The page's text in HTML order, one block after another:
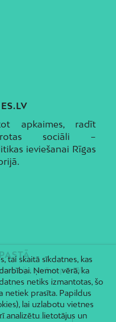
apkaimes, radīt
sociāli –
ieviešanai Rīgas
savā e-pastā!
tai skaitā sīkdatnes, kas
Ņemot vērā, ka
netiks izmantotas, šo
netiek prasīta. Papildus
lai uzlabotu vietnes
analizētu lietotājus un